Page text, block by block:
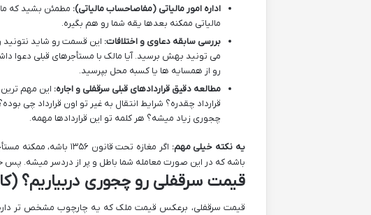
اداره امور مالیاتی (مفاصاحساب مالیاتی): مطمئن بشید که
مالیاتی ممکنه بعدها یقه شما رو هم بگیره.
بررسی سابقه دعاوی و اختلافات: این قسمت رو شاید
می تونید بهش برسید. آیا مالک با مستأجرهای قبلی دعوا
رو از همسایه ها یا کسبه محل بپرسید.
مطالعه دقیق قراردادهای قبلی سرقفلی و اجاره: این مهم
قرارداد چقدره؟ شرایط انتقال به غیر تو اون قرارداد چی
چجوری زیاد میشه؟ هر کلمه تو این قراردادها مهمه.
یه نکته خیلی مهم:
اگر مغازه تحت قانون
باشه که در این صورت معامله شما باطل و پر از دردسر میشه.
قیمت سرقفلی رو چجوری دربیاریم؟
قیمت سرقفلی، برعکس قیمت ملک که یه چارچوب مشخص تر